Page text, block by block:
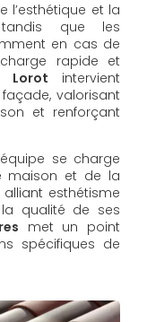
l’esthétique et la
que les
en cas de
rapide et
Lorot intervient
valorisant
et renforçant
se charge
maison et de la
esthétisme
qualité de ses
met un point
spécifiques de